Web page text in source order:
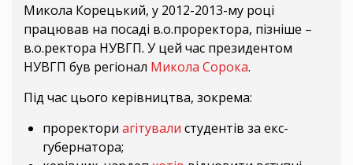
Микола Корецький, у 2012-2013-му році
працював на посаді в.о.проректора, пізніше –
в.о.ректора НУВГП. У цей час президентом
НУВГП був регіонал Микола Сорока.
Під час цього керівництва, зокрема:
проректори агітували студентів за екс-
губернатора;